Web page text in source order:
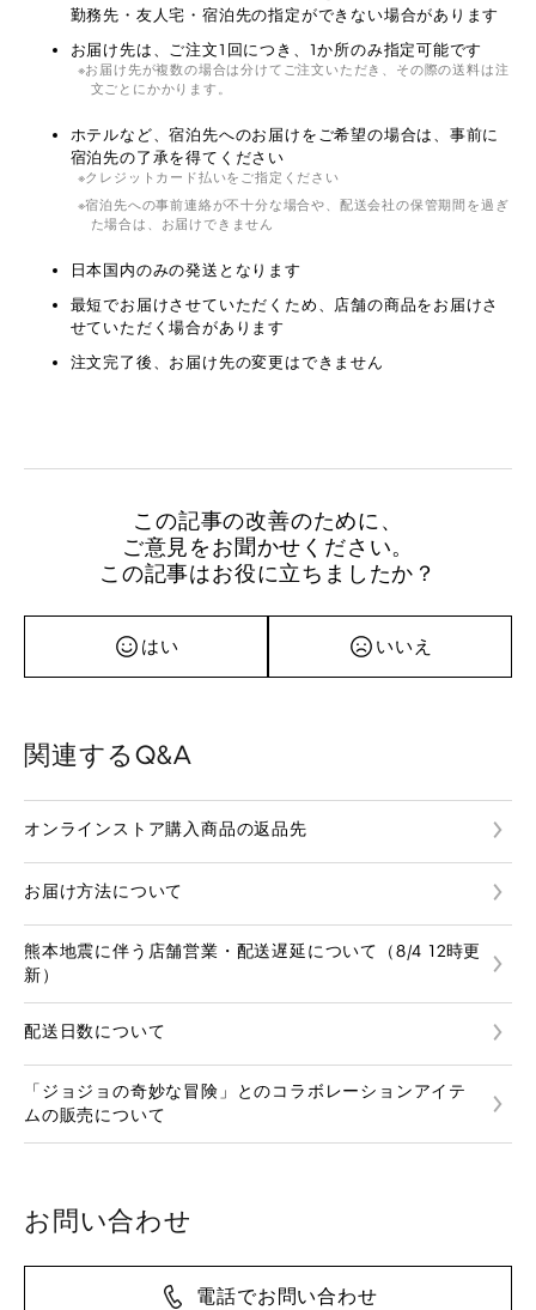
勤務先・友人宅・宿泊先の指定ができない場合があります
お届け先は、ご注文1回につき、1か所のみ指定可能です
お届け先が複数の場合は分けてご注文いただき、その際の送料は注
文ごとにかかります。
ホテルなど、宿泊先へのお届けをご希望の場合は、事前に
宿泊先の了承を得てください
クレジットカード払いをご指定ください
宿泊先への事前連絡が不十分な場合や、配送会社の保管期間を過ぎ
た場合は、お届けできません
日本国内のみの発送となります
最短でお届けさせていただくため、店舗の商品をお届けさ
せていただく場合があります
注文完了後、お届け先の変更はできません
この記事の改善のために、
ご意見をお聞かせください。
この記事はお役に立ちましたか？
はい いいえ
関連するQ&A
オンラインストア購入商品の返品先
お届け方法について
熊本地震に伴う店舗営業・配送遅延について（8/4 12時更
新）
配送日数について
「ジョジョの奇妙な冒険」とのコラボレーションアイテ
ムの販売について
お問い合わせ
電話でお問い合わせ